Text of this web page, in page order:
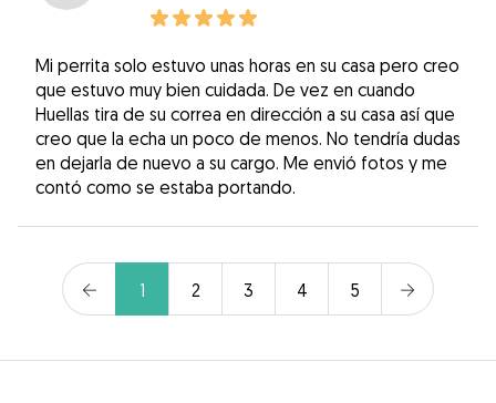
Mi perrita solo estuvo unas horas en su casa pero creo
que estuvo muy bien cuidada. De vez en cuando
Huellas tira de su correa en dirección a su casa así que
creo que la echa un poco de menos. No tendría dudas
en dejarla de nuevo a su cargo. Me envió fotos y me
contó como se estaba portando.
1 2 3 4 5